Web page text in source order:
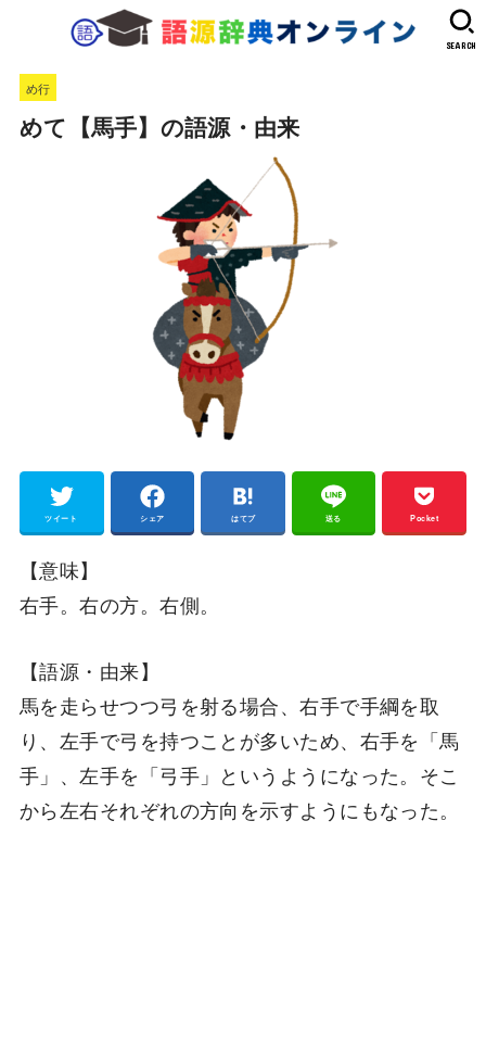
SEARCH
め行
めて【馬手】の語源・由来
ツイート シェア はてブ 送る Pocket
【意味】
右手。右の方。右側。
【語源・由来】
馬を走らせつつ弓を射る場合、右手で手綱を取
り、左手で弓を持つことが多いため、右手を「馬
手」、左手を「弓手」というようになった。そこ
から左右それぞれの方向を示すようにもなった。